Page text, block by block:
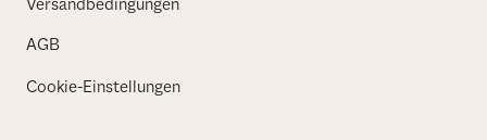
AGB
Cookie-Einstellungen